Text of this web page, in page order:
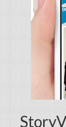
Vidéo
Illustration
A propos
Contact